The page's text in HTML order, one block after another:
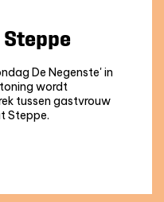
De Negenste' in
wordt
tussen gastvrouw
Steppe.